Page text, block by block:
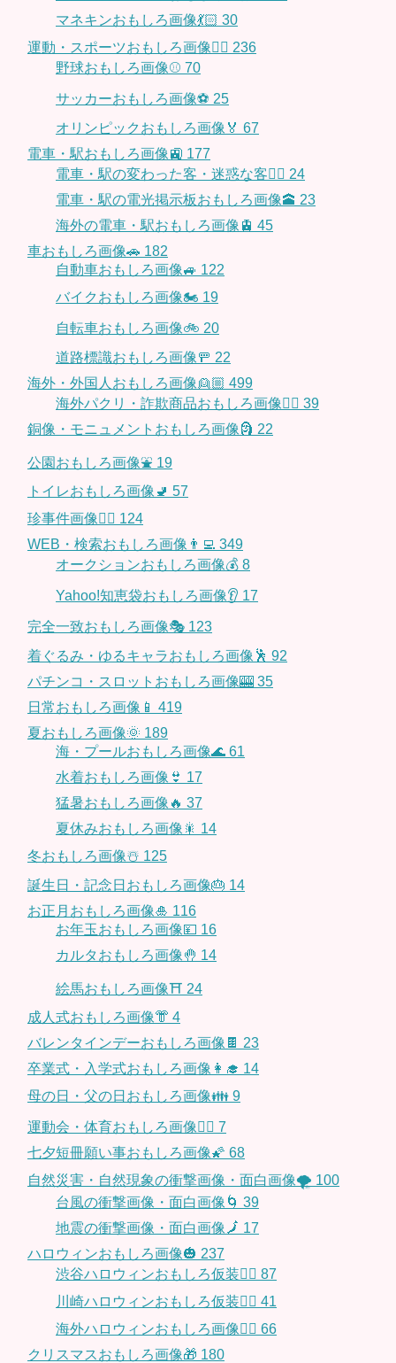
マネキンおもしろ画像💃🏻 30
運動・スポーツおもしろ画像🏃‍♂️ 236
野球おもしろ画像⚾ 70
サッカーおもしろ画像⚽️ 25
オリンピックおもしろ画像🏅 67
電車・駅おもしろ画像🚉 177
電車・駅の変わった客・迷惑な客🤦‍♀️ 24
電車・駅の電光掲示板おもしろ画像🕋 23
海外の電車・駅おもしろ画像🚊 45
車おもしろ画像🚗 182
自動車おもしろ画像🚙 122
バイクおもしろ画像🏍 19
自転車おもしろ画像🚲 20
道路標識おもしろ画像🚥 22
海外・外国人おもしろ画像👱🏼 499
海外パクリ・詐欺商品おもしろ画像🙅‍♀️ 39
銅像・モニュメントおもしろ画像🗿 22
公園おもしろ画像⛲️ 19
トイレおもしろ画像🚽 57
珍事件画像👮‍♂️ 124
WEB・検索おもしろ画像👨‍💻 349
オークションおもしろ画像💰 8
Yahoo!知恵袋おもしろ画像👂 17
完全一致おもしろ画像🎭 123
着ぐるみ・ゆるキャラおもしろ画像🕺 92
パチンコ・スロットおもしろ画像🎰 35
日常おもしろ画像📱 419
夏おもしろ画像🌞 189
海・プールおもしろ画像🌊 61
水着おもしろ画像👙 17
猛暑おもしろ画像🔥 37
夏休みおもしろ画像🎇 14
冬おもしろ画像☃️ 125
誕生日・記念日おもしろ画像🎂 14
お正月おもしろ画像🎍 116
お年玉おもしろ画像💴 16
カルタおもしろ画像🤚 14
絵馬おもしろ画像⛩ 24
成人式おもしろ画像👘 4
バレンタインデーおもしろ画像🍫 23
卒業式・入学式おもしろ画像👩‍🎓 14
母の日・父の日おもしろ画像👪 9
運動会・体育おもしろ画像🤸‍♂️ 7
七夕短冊願い事おもしろ画像🌠 68
自然災害・自然現象の衝撃画像・面白画像🌪 100
台風の衝撃画像・面白画像🌀 39
地震の衝撃画像・面白画像🗾 17
ハロウィンおもしろ画像🎃 237
渋谷ハロウィンおもしろ仮装👯‍♂️ 87
川崎ハロウィンおもしろ仮装🧞‍♀️ 41
海外ハロウィンおもしろ画像🧛‍♂️ 66
クリスマスおもしろ画像🎁 180